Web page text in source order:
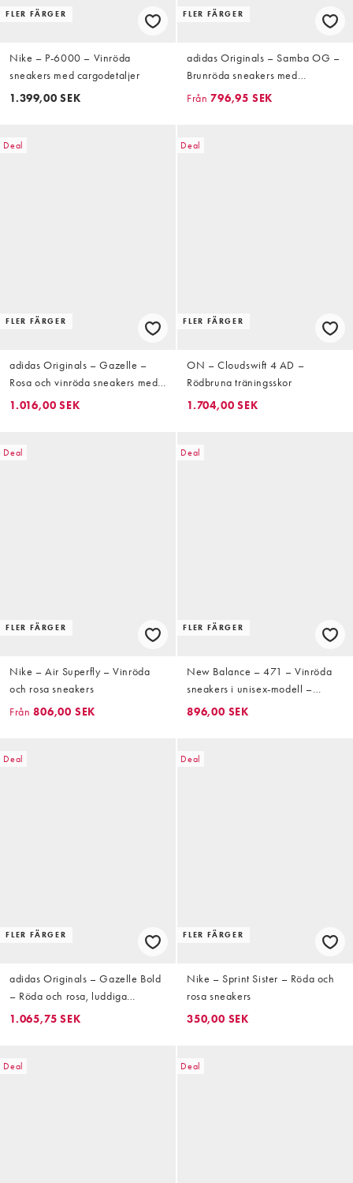
FLER FÄRGER
Nike – P-6000 – Vinröda
sneakers med cargodetaljer
1.399,00 SEK
FLER FÄRGER
adidas Originals – Samba OG –
Brunröda sneakers med
krokodilskinnsmönster
Från 796,95 SEK
Deal
FLER FÄRGER
adidas Originals – Gazelle –
Rosa och vinröda sneakers med
grov sula
1.016,00 SEK
Deal
FLER FÄRGER
ON – Cloudswift 4 AD –
Rödbruna träningsskor
1.704,00 SEK
Deal
FLER FÄRGER
Nike – Air Superfly – Vinröda
och rosa sneakers
Från 806,00 SEK
Deal
FLER FÄRGER
New Balance – 471 – Vinröda
sneakers i unisex-modell –
Exklusivt hos ASOS
896,00 SEK
Deal
FLER FÄRGER
adidas Originals – Gazelle Bold
– Röda och rosa, luddiga
sneakers
1.065,75 SEK
Deal
FLER FÄRGER
Nike – Sprint Sister – Röda och
rosa sneakers
350,00 SEK
Deal Deal